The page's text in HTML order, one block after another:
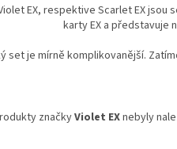
EX, respektive Scarlet EX jsou
karty EX a představuje
set je mírně komplikovanější.
značkyViolet EXnebyly